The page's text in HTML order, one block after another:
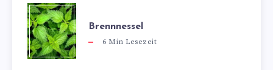
Brennnessel
6 Min Lesezeit